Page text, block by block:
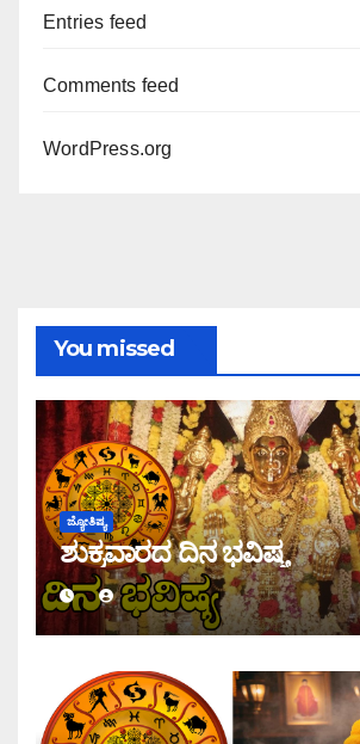
Entries feed
Comments feed
WordPress.org
You missed
ಜ್ಯೋತಿಷ್ಯ
ಶುಕ್ರವಾರದ ದಿನ ಭವಿಷ್ಯ